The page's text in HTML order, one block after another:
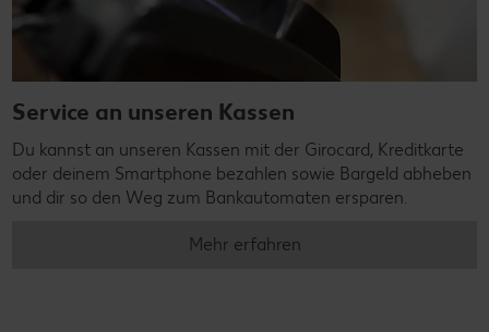
Service an unseren Kassen
Du kannst an unseren Kassen mit der Girocard, Kreditkarte
oder deinem Smartphone bezahlen sowie Bargeld abheben
und dir so den Weg zum Bankautomaten ersparen.
Mehr erfahren